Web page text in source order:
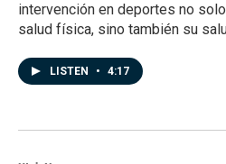
intervención en deportes no
salud física, sino también su
LISTEN • 4:17